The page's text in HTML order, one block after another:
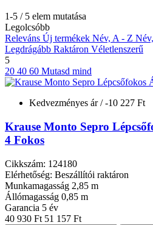
1-5 / 5 elem mutatása
Legolcsóbb
Releváns Új termékek Név, A - Z
Legdrágább Raktáron Véletlenszerű
5
20 40 60 Mutasd mind
Kedvezményes ár/ -10 227 Ft
Krause Monto Sepro
4 Fokos
Cikkszám: 124180
Elérhetőség: Beszállítói raktáron
Munkamagasság 2,85 m
Állómagasság 0,85 m
Garancia 5 év
40 930 Ft 51 157 Ft